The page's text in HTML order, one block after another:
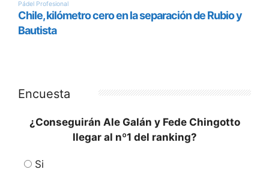
Encuesta
¿Conseguirán Ale Galán y Fede Chingotto
llegar al nº1 del ranking?
Si